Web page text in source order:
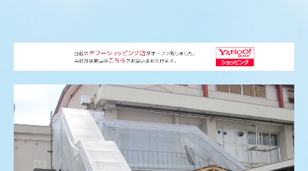
各種シート
各種カバー
イベントテント